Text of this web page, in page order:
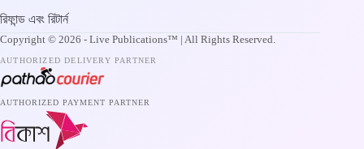
রিফান্ড এবং রিটার্ন
Copyright © 2026 - Live Publications™ | All Rights Reserved.
AUTHORIZED DELIVERY PARTNER
AUTHORIZED PAYMENT PARTNER